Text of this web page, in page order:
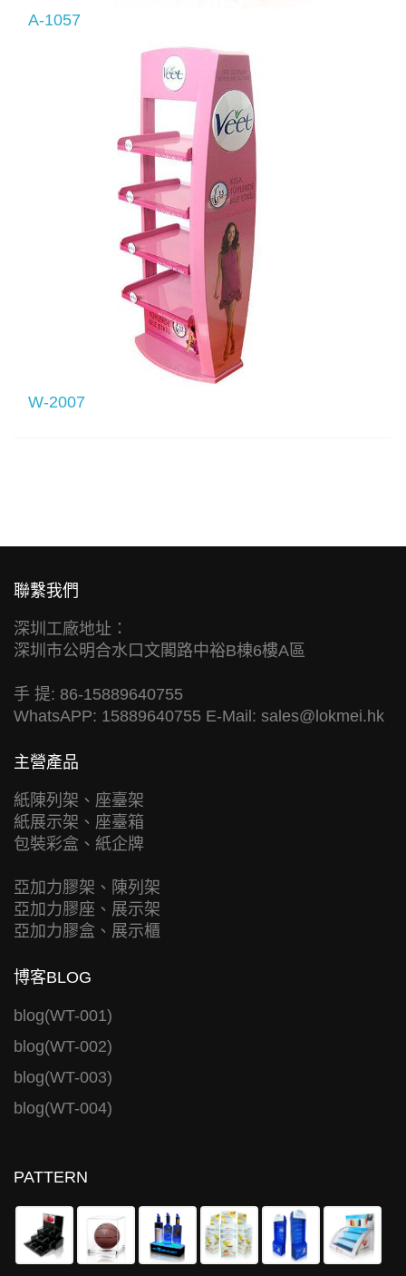
A-1057
W-2007
聯繫我們
深圳工廠地址：
深圳市公明合水口文閣路中裕B棟6樓A區
手 提: 86-15889640755
WhatsAPP: 15889640755 E-Mail: sales@lokmei.hk
主營產品
紙陳列架、座臺架
紙展示架、座臺箱
包裝彩盒、紙企牌
亞加力膠架、陳列架
亞加力膠座、展示架
亞加力膠盒、展示櫃
博客BLOG
blog(WT-001)
blog(WT-002)
blog(WT-003)
blog(WT-004)
PATTERN